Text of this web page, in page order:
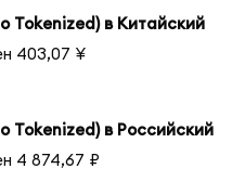
Tokenized) в Китайский
403,07 ¥
Tokenized) в Российский
4 874,67 ₽